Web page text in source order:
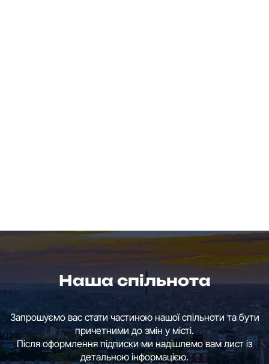
Наша спільнота
Запрошуємо вас стати частиною нашої спільноти та бути
причетними до змін у місті.
Після оформлення підписки ми надішлемо вам лист із
детальною інформацією.